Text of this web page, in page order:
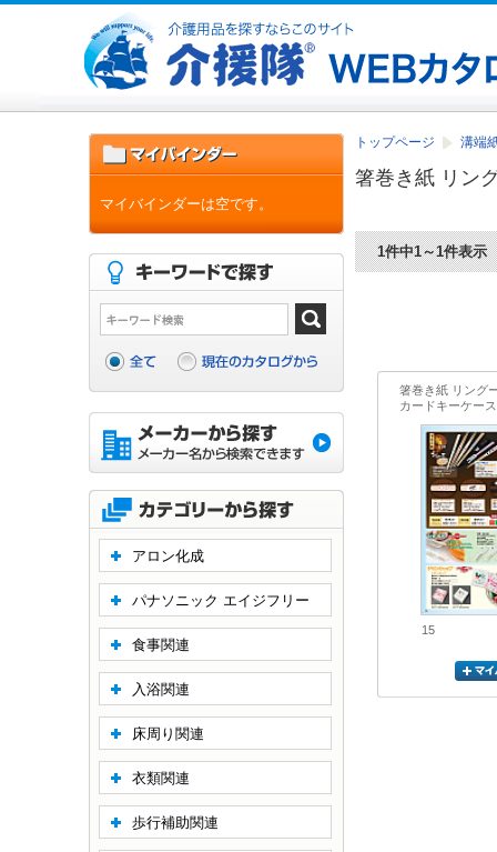
トップページ 溝端
箸巻き紙 リン
1件中1～1件表示
箸巻き紙 リング
カードキーケー
15
マイバインダーは空です。
アロン化成
パナソニック エイジフリー
食事関連
入浴関連
床周り関連
衣類関連
歩行補助関連